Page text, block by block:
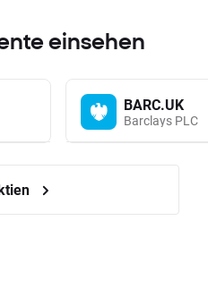
einsehen
BARC.UK
Barclays PLC